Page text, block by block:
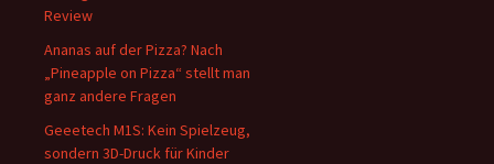
Review
Ananas auf der Pizza? Nach
„Pineapple on Pizza“ stellt man
ganz andere Fragen
Geeetech M1S: Kein Spielzeug,
sondern 3D-Druck für Kinder